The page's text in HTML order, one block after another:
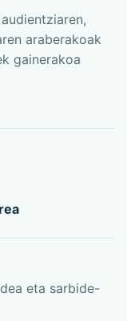
araberakoak
gainerakoa
eta sarbide-